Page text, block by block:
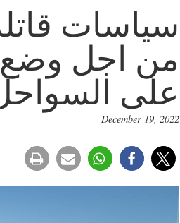
سياسات
من اجل وضع
على
December 19, 2022